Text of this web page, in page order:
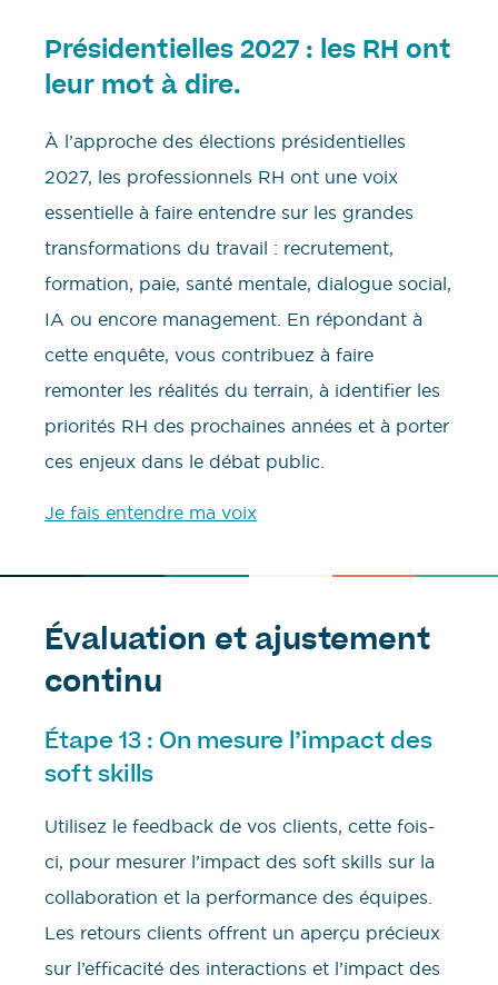
Présidentielles 2027 : les RH ont
leur mot à dire.
À l’approche des élections présidentielles
2027, les professionnels RH ont une voix
essentielle à faire entendre sur les grandes
transformations du travail : recrutement,
formation, paie, santé mentale, dialogue social,
IA ou encore management. En répondant à
cette enquête, vous contribuez à faire
remonter les réalités du terrain, à identifier les
priorités RH des prochaines années et à porter
ces enjeux dans le débat public.
Je fais entendre ma voix
Évaluation et ajustement
continu
Étape 13 : On mesure l’impact des
soft skills
Utilisez le feedback de vos clients, cette fois-
ci, pour mesurer l’impact des soft skills sur la
collaboration et la performance des équipes.
Les retours clients offrent un aperçu précieux
sur l’efficacité des interactions et l’impact des